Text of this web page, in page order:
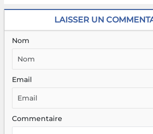
LAISSER UN
Nom
Email
Commentaire